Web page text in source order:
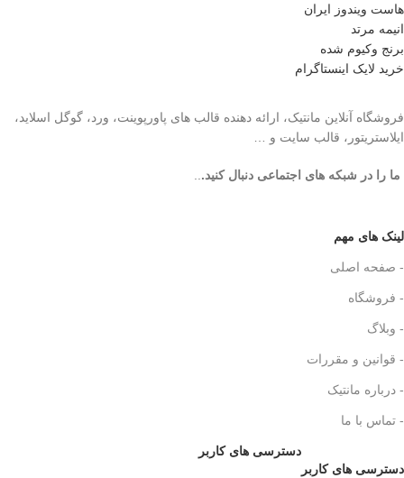
هاست ویندوز ایران
انیمه مرتد
برنج وکیوم شده
خرید لایک اینستاگرام
فروشگاه آنلاین مانتیک، ارائه دهنده قالب های پاورپوینت، ورد، گوگل اسلاید،
ایلاستریتور، قالب سایت و …
ما را در شبکه های اجتماعی دنبال کنید...
لینک های مهم
- صفحه اصلی
- فروشگاه
- وبلاگ
- قوانین و مقررات
- درباره مانتیک
- تماس با ما
دسترسی های کاربر
دسترسی های کاربر